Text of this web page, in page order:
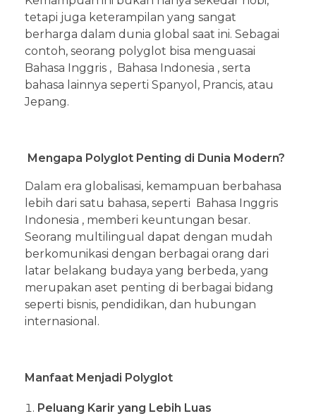
tetapi juga keterampilan yang sangat
berharga dalam dunia global saat ini. Sebagai
contoh, seorang polyglot bisa menguasai
Bahasa Inggris , Bahasa Indonesia , serta
bahasa lainnya seperti Spanyol, Prancis, atau
Jepang.
Mengapa Polyglot Penting di Dunia Modern?
Dalam era globalisasi, kemampuan berbahasa
lebih dari satu bahasa, seperti Bahasa Inggris
Indonesia , memberi keuntungan besar.
Seorang multilingual dapat dengan mudah
berkomunikasi dengan berbagai orang dari
latar belakang budaya yang berbeda, yang
merupakan aset penting di berbagai bidang
seperti bisnis, pendidikan, dan hubungan
internasional.
Manfaat Menjadi Polyglot
Peluang Karir yang Lebih Luas